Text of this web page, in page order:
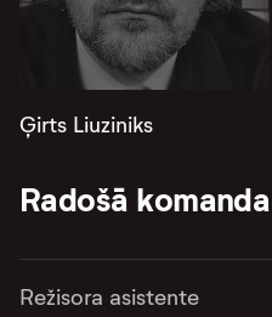
Ģirts Liuziniks
Radošā komanda
Režisora asistente